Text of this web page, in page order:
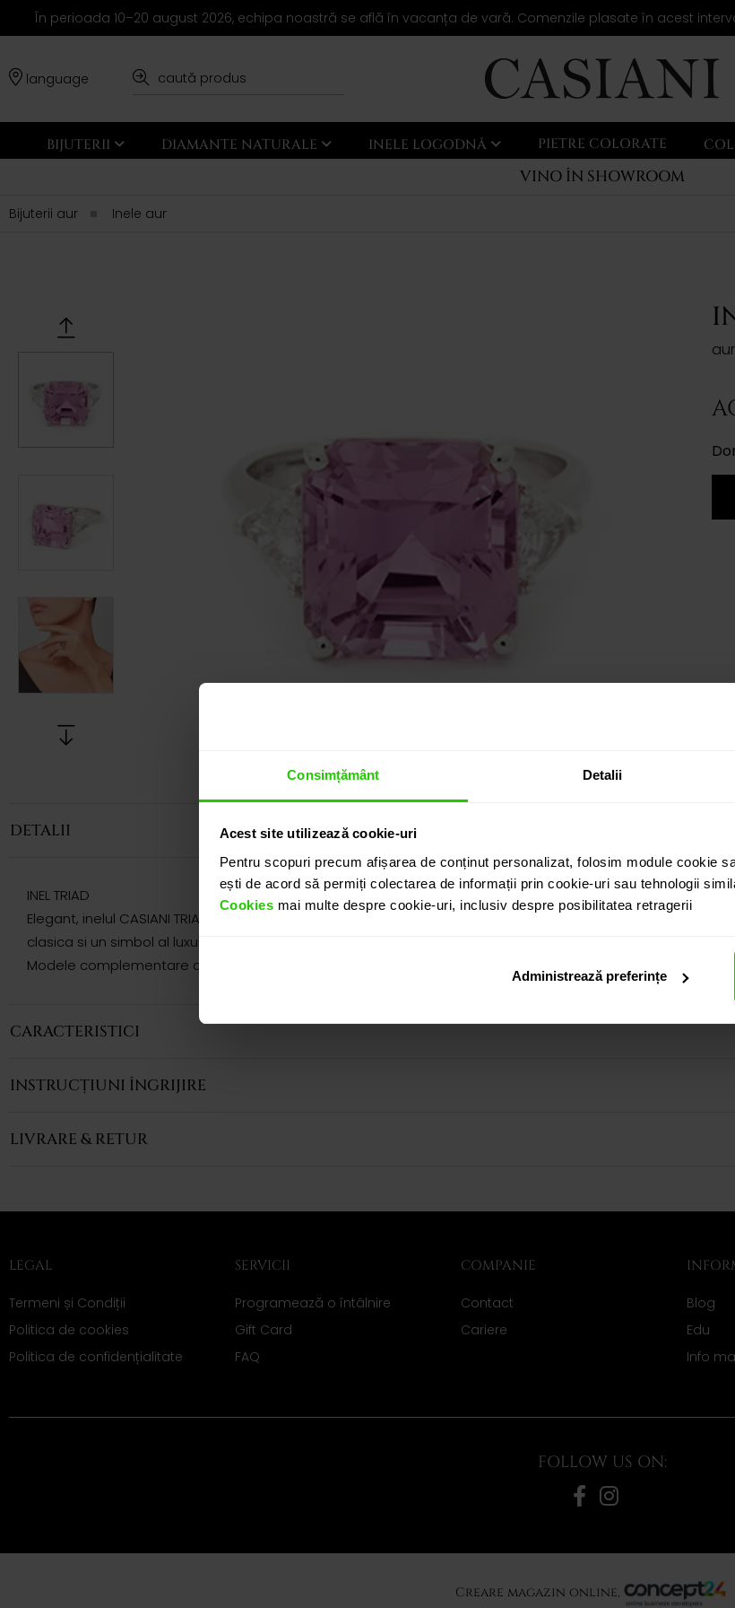
Consimțământ Detalii
Acest site utilizează cookie-uri
Pentru scopuri precum afișarea de conținut personalizat, folosim module cookie
ești de acord să permiți colectarea de informații prin cookie-uri sau tehnologii
Cookies mai multe despre cookie-uri, inclusiv despre posibilitatea retragerii
Administrează preferințe
În perioada 10–20 august 2026, echipa noastră se află în vacanța de vară. Comenzile plasate în acest
language
BIJUTERII DIAMANTE NATURALE INELE LOGODNĂ PIETRE COLORATE
VINO ÎN SHOWROOM
Bijuterii aur Inele aur
DETALII
INEL TRIAD
Elegant, inelul CASIANI TRIAD realizat in aur alb de 18k prezinta ca si piatra centrala un kunzit cu taietura
clasica si un simbol al luxului discret.
Modele complementare acestui produs puteti regasi atat in colectia prezentata pe site cat si vizitand
CARACTERISTICI
INSTRUCȚIUNI ÎNGRIJIRE
LIVRARE & RETUR
LEGAL
Termeni și Condiții
Politica de cookies
Politica de confidențialitate
SERVICII
Programează o întâlnire
Gift Card
FAQ
COMPANIE
Contact
Cariere
Blog
Edu
Info
FOLLOW US ON:
Creare magazin online,